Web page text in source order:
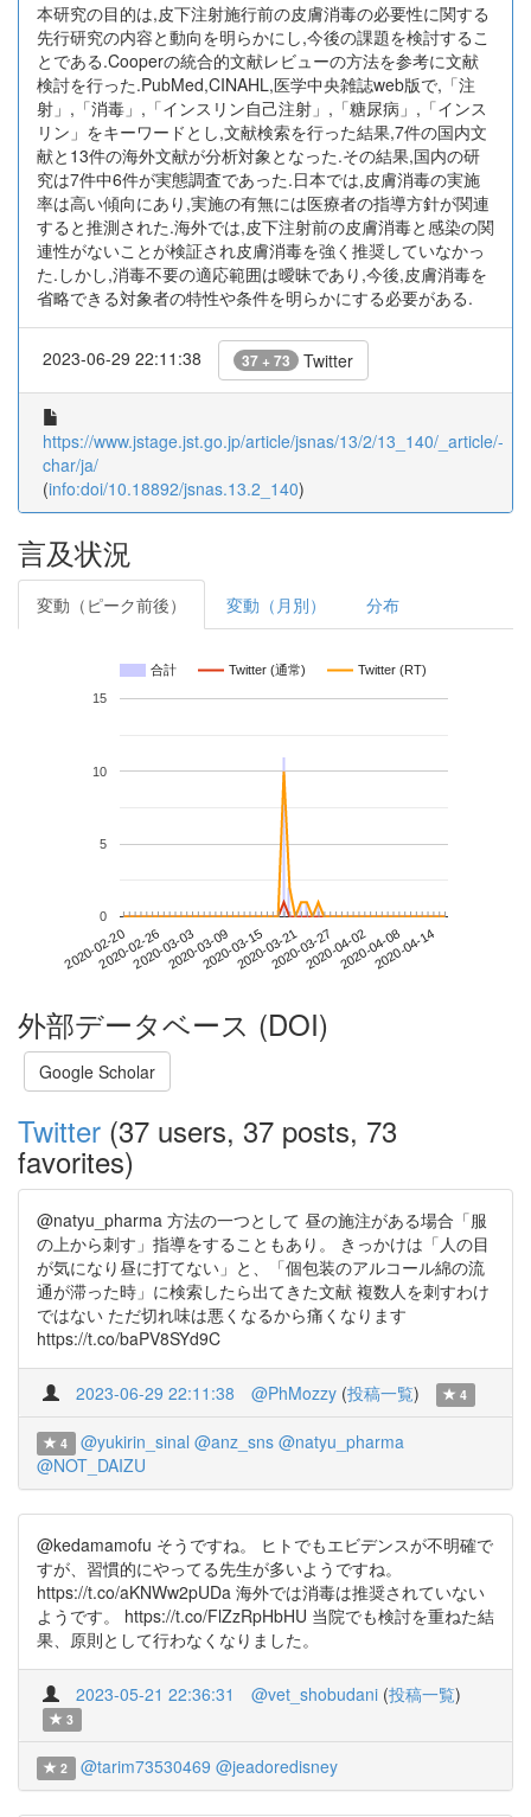
本研究の目的は,皮下注射施行前の皮膚消毒の必要性に関する
先行研究の内容と動向を明らかにし,今後の課題を検討するこ
とである.Cooperの統合的文献レビューの方法を参考に文献
検討を行った.PubMed,CINAHL,医学中央雑誌web版で,「注
射」,「消毒」,「インスリン自己注射」,「糖尿病」,「インス
リン」をキーワードとし,文献検索を行った結果,7件の国内文
献と13件の海外文献が分析対象となった.その結果,国内の研
究は7件中6件が実態調査であった.日本では,皮膚消毒の実施
率は高い傾向にあり,実施の有無には医療者の指導方針が関連
すると推測された.海外では,皮下注射前の皮膚消毒と感染の関
連性がないことが検証され皮膚消毒を強く推奨していなかっ
た.しかし,消毒不要の適応範囲は曖昧であり,今後,皮膚消毒を
省略できる対象者の特性や条件を明らかにする必要がある.
2023-06-29 22:11:38 37 + 73 Twitter
https://www.jstage.jst.go.jp/article/jsnas/13/2/13_140/_article/-
char/ja/
(info:doi/10.18892/jsnas.13.2_140)
言及状況
変動（ピーク前後） 変動（月別） 分布
合計 Twitter (通常) Twitter (RT)
2020-02-202020-02-262020-03-032020-03-092020-03-152020-03-212020-03-272020-04-022020-04-082020-04-14
0
5
10
15
外部データベース (DOI)
Google Scholar
Twitter (37 users, 37 posts, 73
favorites)
@natyu_pharma 方法の一つとして 昼の施注がある場合「服
の上から刺す」指導をすることもあり。 きっかけは「人の目
が気になり昼に打てない」と、「個包装のアルコール綿の流
通が滞った時」に検索したら出てきた文献 複数人を刺すわけ
ではない ただ切れ味は悪くなるから痛くなります
https://t.co/baPV8SYd9C
2023-06-29 22:11:38 @PhMozzy (投稿一覧) 4
4 @yukirin_sinal @anz_sns @natyu_pharma
@NOT_DAIZU
@kedamamofu そうですね。 ヒトでもエビデンスが不明確で
すが、習慣的にやってる先生が多いようですね。
https://t.co/aKNWw2pUDa 海外では消毒は推奨されていない
ようです。 https://t.co/FlZzRpHbHU 当院でも検討を重ねた結
果、原則として行わなくなりました。
2023-05-21 22:36:31 @vet_shobudani (投稿一覧)
3
2 @tarim73530469 @jeadoredisney